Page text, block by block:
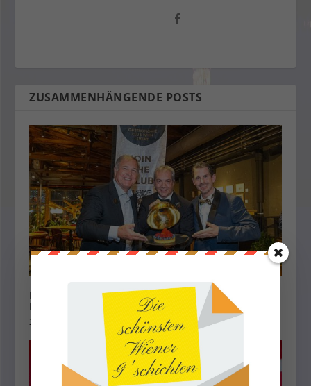
ZUSAMMENHÄNGENDE POSTS
Der Gastronomie Club Wien lud zur
Neujahrsparty
27. Januar 2025